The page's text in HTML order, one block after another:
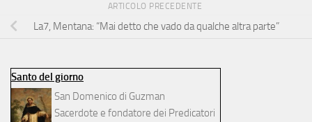
ARTICOLO PRECEDENTE
La7, Mentana: “Mai detto che vado da qualche altra parte”
Santo del giorno
San Domenico di Guzman
Sacerdote e fondatore dei Predicatori